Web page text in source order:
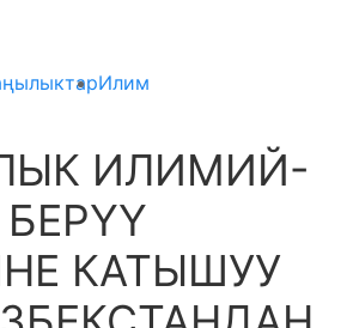
Илим
ИЛИМИЙ-
КАТЫШУУ